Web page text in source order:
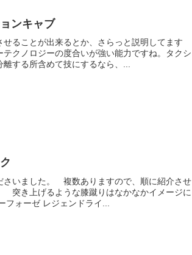
ンキャブ
ることが出来るとか、さらっと説明してます
クノロジーの度合いが強い能力ですね。タクシ
する所含めて技にするなら、...
さいました。 複数ありますので、順に紹介させ
き上げるような膝蹴りはなかなかイメージに
ォーゼ レジェンドライ...